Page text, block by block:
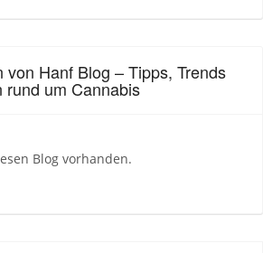
von Hanf Blog – Tipps, Trends
rund um Cannabis
Blog vorhanden.